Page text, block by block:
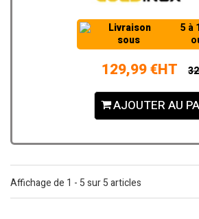
Livraison
sous
5 à
129,99 €HT
AJOUTER AU
Affichage de 1 - 5 sur 5 articles